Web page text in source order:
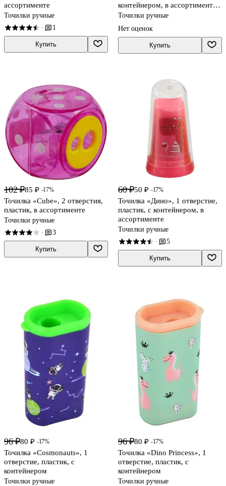
ассортименте
Точилки ручные
· 1
Купить
контейнером, в ассортименте,
Bruno Visconti
Точилки ручные
Нет оценок
Купить
102 ₽85 ₽ -17%
Точилка «Сube», 2 отверстия,
пластик, в ассортименте
Точилки ручные
· 3
Купить
60 ₽50 ₽ -17%
Точилка «Дино», 1 отверстие,
пластик, с контейнером, в
ассортименте
Точилки ручные
· 5
Купить
96 ₽80 ₽ -17%
Точилка «Cosmonauts», 1
отверстие, пластик, с
контейнером
Точилки ручные
96 ₽80 ₽ -17%
Точилка «Dino Princess», 1
отверстие, пластик, с
контейнером
Точилки ручные